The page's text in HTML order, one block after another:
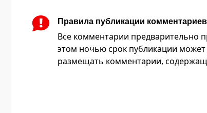
Правила публикации
Все комментарии предварительно
этом ночью срок публикации
размещать комментарии,